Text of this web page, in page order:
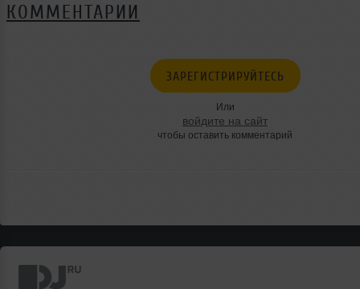
КОММЕНТАРИИ
ЗАРЕГИСТРИРУЙТЕСЬ
Или
войдите на сайт
чтобы оставить комментарий